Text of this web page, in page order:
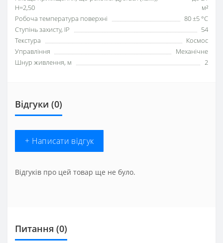
H=2,50
м²
Робоча температура поверхні
80 ±5 °С
Ступінь захисту, IP
54
Текстура
Космос
Управління
Механічне
Шнур живлення, м
2
Відгуки (0)
+ Написати відгук
Відгуків про цей товар ще не було.
Питання (0)